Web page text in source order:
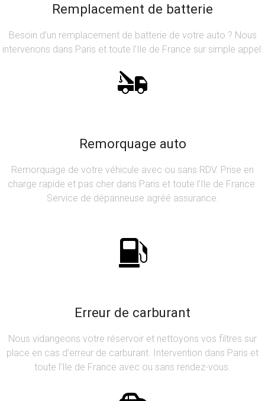
Remplacement de batterie
Besoin d’un remplacement de batterie de votre auto ? Nous
intervenons dans Paris et toute l’Ile de France sur simple appel.
Remorquage auto
Remorquage de votre véhicule avec ou sans RDV. Prise en
charge rapide et pas cher dans Paris et toute l’Ile de France.
Service de dépanneuse agréé assurance.
Erreur de carburant
Nous vidangeons votre réservoir et nettoyons vos filtres sur
place en cas d’erreur de carburant. Intervention dans Paris et
toute l’Ile de France avec ou sans rendez-vous.